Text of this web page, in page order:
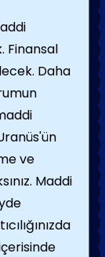
Finansal
Daha
ve
Maddi